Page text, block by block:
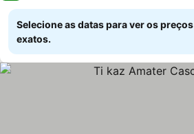
Selecione as datas para ver os preços
exatos.